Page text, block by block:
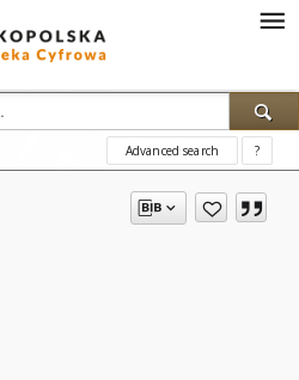
Advanced search ?